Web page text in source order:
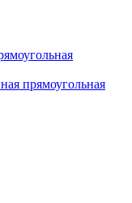
прямоугольная